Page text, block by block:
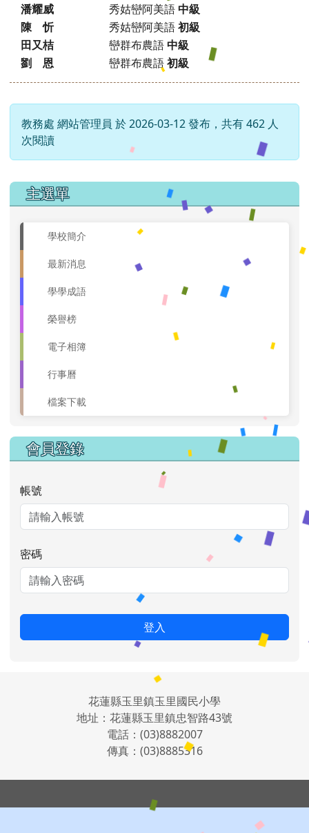
潘耀威
秀姑巒阿美語中級
陳 忻
秀姑巒阿美語初級
田又桔
巒群布農語中級
劉 恩
巒群布農語初級
教務處 網站管理員 於 2026-03-12 發布，共有 462 人
次閱讀
左邊區域內容
主選單
學校簡介
最新消息
學學成語
榮譽榜
電子相簿
行事曆
檔案下載
會員登錄
帳號
密碼
登入
花蓮縣玉里鎮玉里國民小學
地址：花蓮縣玉里鎮忠智路43號
電話：(03)8882007
傳真：(03)8885316